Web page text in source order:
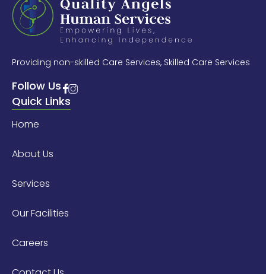
Providing non-skilled Care Services, Skilled Care Services
Follow Us
Quick Links
Home
About Us
Services
Our Facilities
Careers